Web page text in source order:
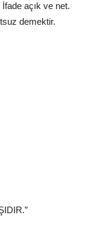
açık ve net.
demektir.